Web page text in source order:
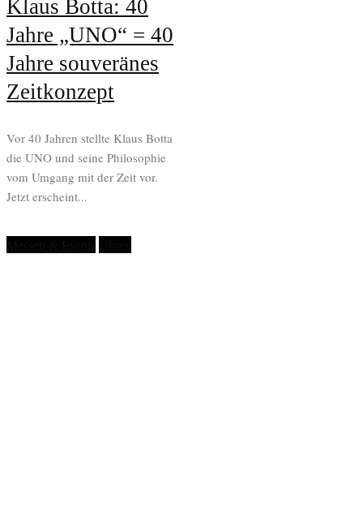
Klaus Botta: 40
Jahre „UNO“ = 40
Jahre souveränes
Zeitkonzept
Vor 40 Jahren stellte Klaus Botta
die UNO und seine Philosophie
vom Umgang mit der Zeit vor.
Jetzt erscheint...